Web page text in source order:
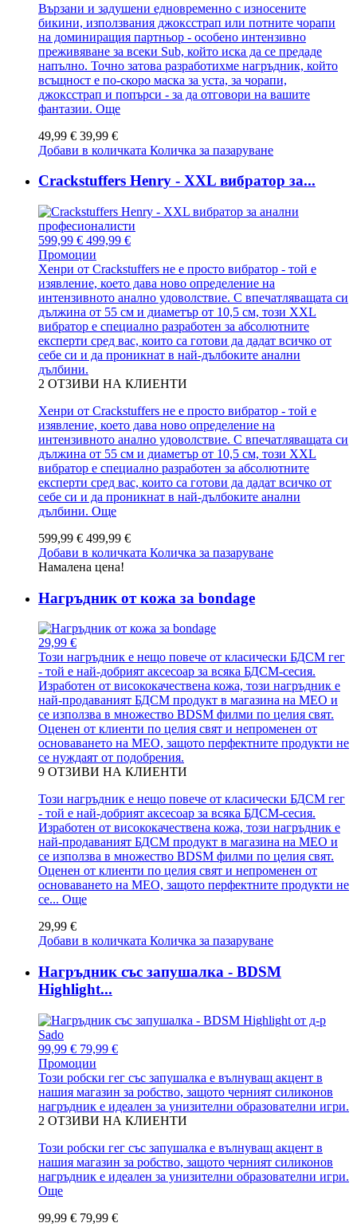
Вързани и задушени едновременно с износените
бикини, използвания джоксстрап или потните чорапи
на доминиращия партньор - особено интензивно
преживяване за всеки Sub, който иска да се предаде
напълно. Точно затова разработихме нагръдник, който
всъщност е по-скоро маска за уста, за чорапи,
джоксстрап и попърси - за да отговори на вашите
фантазии. Още
49,99 € 39,99 €
Добави в количката Количка за пазаруване
Crackstuffers Henry - XXL вибратор за...
599,99 € 499,99 €
Промоции
Хенри от Crackstuffers не е просто вибратор - той е
изявление, което дава ново определение на
интензивното анално удоволствие. С впечатляващата си
дължина от 55 см и диаметър от 10,5 см, този XXL
вибратор е специално разработен за абсолютните
експерти сред вас, които са готови да дадат всичко от
себе си и да проникнат в най-дълбоките анални
дълбини.
2 ОТЗИВИ НА КЛИЕНТИ
Хенри от Crackstuffers не е просто вибратор - той е
изявление, което дава ново определение на
интензивното анално удоволствие. С впечатляващата си
дължина от 55 см и диаметър от 10,5 см, този XXL
вибратор е специално разработен за абсолютните
експерти сред вас, които са готови да дадат всичко от
себе си и да проникнат в най-дълбоките анални
дълбини. Още
599,99 € 499,99 €
Добави в количката Количка за пазаруване
Намалена цена!
Нагръдник от кожа за bondage
29,99 €
Този нагръдник е нещо повече от класически БДСМ гег
- той е най-добрият аксесоар за всяка БДСМ-сесия.
Изработен от висококачествена кожа, този нагръдник е
най-продаваният БДСМ продукт в магазина на MEO и
се използва в множество BDSM филми по целия свят.
Оценен от клиенти по целия свят и непроменен от
основаването на MEO, защото перфектните продукти не
се нуждаят от подобрения.
9 ОТЗИВИ НА КЛИЕНТИ
Този нагръдник е нещо повече от класически БДСМ гег
- той е най-добрият аксесоар за всяка БДСМ-сесия.
Изработен от висококачествена кожа, този нагръдник е
най-продаваният БДСМ продукт в магазина на MEO и
се използва в множество BDSM филми по целия свят.
Оценен от клиенти по целия свят и непроменен от
основаването на MEO, защото перфектните продукти не
се... Още
29,99 €
Добави в количката Количка за пазаруване
Нагръдник със запушалка - BDSM
Highlight...
99,99 € 79,99 €
Промоции
Този робски гег със запушалка е вълнуващ акцент в
нашия магазин за робство, защото черният силиконов
нагръдник е идеален за унизителни образователни игри.
2 ОТЗИВИ НА КЛИЕНТИ
Този робски гег със запушалка е вълнуващ акцент в
нашия магазин за робство, защото черният силиконов
нагръдник е идеален за унизителни образователни игри.
Още
99,99 € 79,99 €